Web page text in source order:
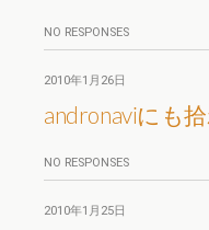
NO RESPONSES
2010年1月26日
andronaviにも
NO RESPONSES
2010年1月25日